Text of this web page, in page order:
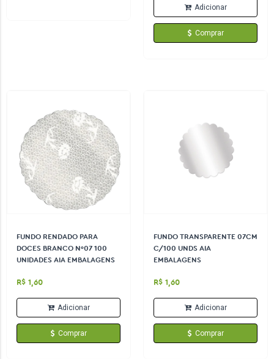
Adicionar
Comprar
FUNDO RENDADO PARA
DOCES BRANCO Nº07 100
UNIDADES AIA EMBALAGENS
R$ 1,60
Adicionar
Comprar
FUNDO TRANSPARENTE 07CM
C/100 UNDS AIA
EMBALAGENS
R$ 1,60
Adicionar
Comprar